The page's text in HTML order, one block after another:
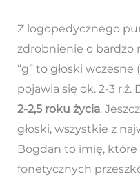
Z logopedycznego
zdrobnienie o bardzo
“g” to głoski wczesne
pojawia się ok. 2-3 r.ż.
2-2,5 roku życia.
głoski, wszystkie z
Bogdan to imię,
fonetycznych